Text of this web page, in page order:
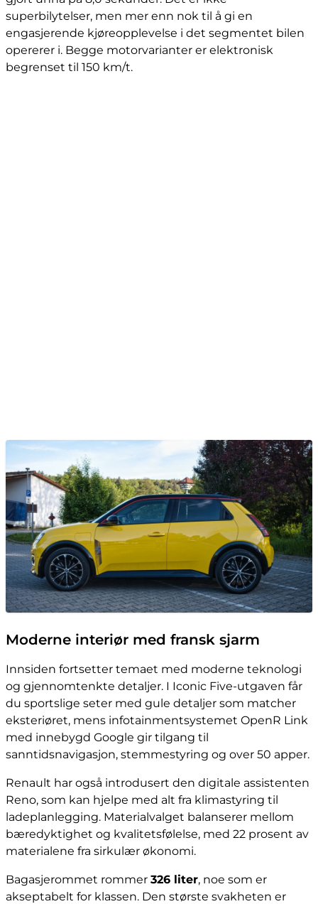
superbilytelser, men mer enn nok til å gi en
engasjerende kjøreopplevelse i det segmentet bilen
opererer i. Begge motorvarianter er elektronisk
begrenset til 150 km/t.
Moderne interiør med fransk sjarm
Innsiden fortsetter temaet med moderne teknologi
og gjennomtenkte detaljer. I Iconic Five-utgaven får
du sportslige seter med gule detaljer som matcher
eksteriøret, mens infotainmentsystemet OpenR Link
med innebygd Google gir tilgang til
sanntidsnavigasjon, stemmestyring og over 50 apper.
Renault har også introdusert den digitale assistenten
Reno, som kan hjelpe med alt fra klimastyring til
ladeplanlegging. Materialvalget balanserer mellom
bæredyktighet og kvalitetsfølelse, med 22 prosent av
materialene fra sirkulær økonomi.
Bagasjerommet rommer 326 liter, noe som er
akseptabelt for klassen. Den største svakheten er